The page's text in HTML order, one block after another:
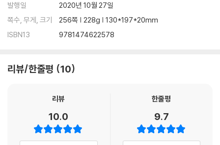
발행일
2020년 10월 27일
쪽수, 무게, 크기
256쪽 | 228g | 130*197*20mm
ISBN13
9781474622578
리뷰/한줄평 10
리뷰
10.0
한줄평
9.7